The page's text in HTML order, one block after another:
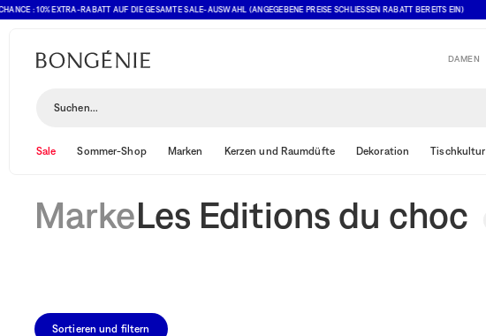
: 10% EXTRA-RABATT AUF DIE GESAMTE SALE-AUSWAHL (ANGEGEBENE PREISE SCHLIESSEN RABATT BEREITS EIN)
DAMEN
Suchen...
Sale Sommer-Shop Marken Kerzen und Raumdüfte Dekoration Tischkultur
MarkeLes Editions du choc
Sortieren und filtern